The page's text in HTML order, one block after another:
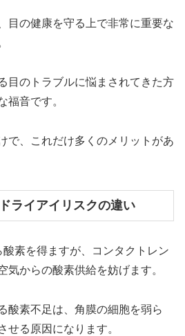
目の健康を守る上で非常に重要な
目のトラブルに悩まされてきた方
福音です。
で、これだけ多くのメリットがあ
ライアイリスクの違い
酸素を得ますが、コンタクトレン
気からの酸素供給を妨げます。
酸素不足は、角膜の細胞を弱ら
せる原因になります。